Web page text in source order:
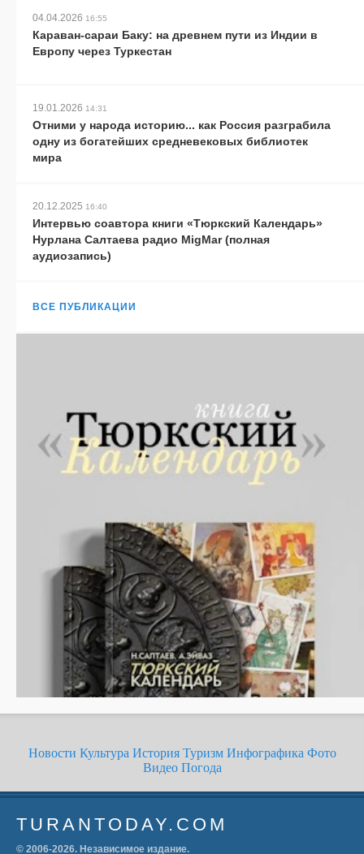
04.04.2026 16:55
Караван-сараи Баку: на древнем пути из Индии в
Европу через Туркестан
19.01.2026 14:31
Отними у народа историю... как Россия разграбила
одну из богатейших средневековых библиотек
мира
20.12.2025 16:40
Интервью соавтора книги «Тюркский Календарь»
Нурлана Салтаева радио MigMar (полная
аудиозапись)
ВСЕ ПУБЛИКАЦИИ
Новости Культура История Туризм Инфографика Фото
Видео Погода
TURANTODAY.COM
© 2006-2026. Независимое издание.